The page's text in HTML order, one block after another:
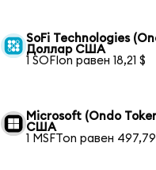
SoFi Technologies
Доллар США
1 SOFIon равен 18,21 $
Microsoft (Ondo
США
1 MSFTon равен